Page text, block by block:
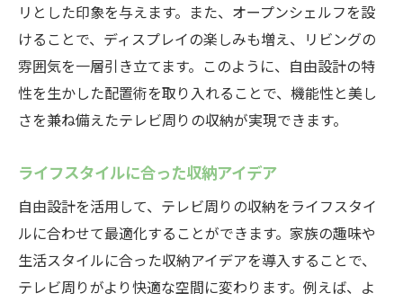
中津川市の家族が選んだ収納デザイン
様々なライフスタイルに対応する収納事例
実際の施工例から見る収納の工夫
施工者の声から学ぶ収納の魅力
自由設計で作るテレビ廻りの美しい収納スペー
ス
デザイン性と機能性を兼ね備えた収納
美しい収納を実現するためのポイント
インテリアに合わせた収納アイデア
リとした印象を与えます。また、オープンシェルフを設
けることで、ディスプレイの楽しみも増え、リビングの
雰囲気を一層引き立てます。このように、自由設計の特
性を生かした配置術を取り入れることで、機能性と美し
さを兼ね備えたテレビ周りの収納が実現できます。
ライフスタイルに合った収納アイデア
自由設計を活用して、テレビ周りの収納をライフスタイ
ルに合わせて最適化することができます。家族の趣味や
生活スタイルに合った収納アイデアを導入することで、
テレビ周りがより快適な空間に変わります。例えば、よ